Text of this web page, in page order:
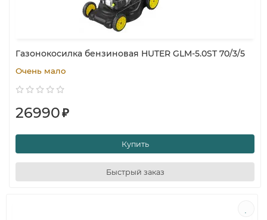
Газонокосилка бензиновая HUTER GLM-5.0ST 70/3/5
Очень мало
26990₽
Купить
Быстрый заказ